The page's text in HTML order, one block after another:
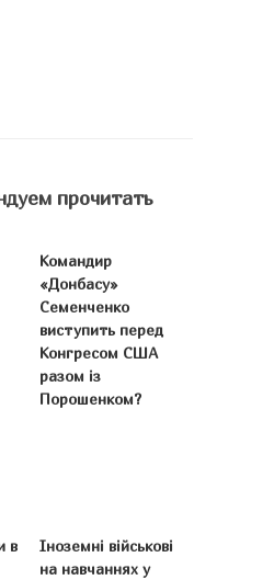
прочитать
Командир
«Донбасу»
Семенченко
виступить перед
Конгресом США
разом із
Порошенком?
в
Іноземні військові
на навчаннях у